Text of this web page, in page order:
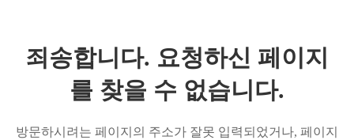
죄송합니다. 요청하신 페이지
를 찾을 수 없습니다.
방문하시려는 페이지의 주소가 잘못 입력되었거나, 페이지